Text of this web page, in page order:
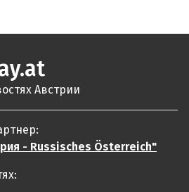
Австрии
- Russisches Österreich"